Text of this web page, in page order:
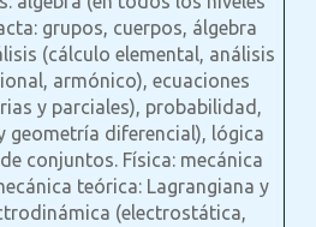
grupos, cuerpos, álgebra
(cálculo elemental, análisis
armónico), ecuaciones
y parciales), probabilidad,
geometría diferencial), lógica
conjuntos. Física: mecánica
teórica: Lagrangiana y
(electrostática,